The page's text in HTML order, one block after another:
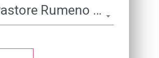
Cane da Pastore Rumeno dei Carpazi